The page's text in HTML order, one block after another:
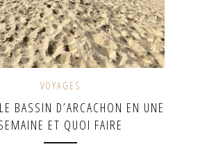
VOYAGES
BASSIN D’ARCACHON EN UNE
ET QUOI FAIRE